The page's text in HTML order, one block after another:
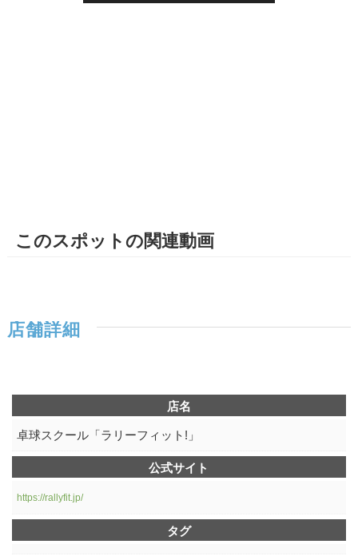
このスポットの関連動画
店舗詳細
店名
卓球スクール「ラリーフィット!」
公式サイト
https://rallyfit.jp/
タグ